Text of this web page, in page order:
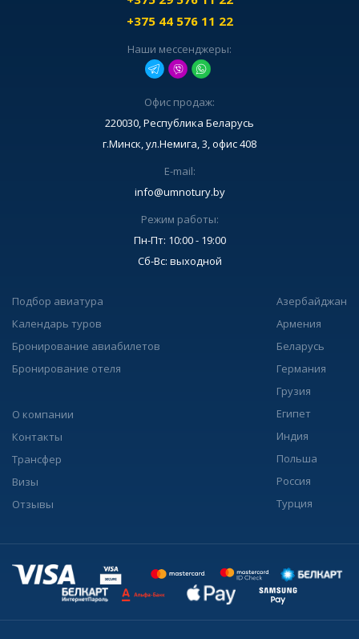
+375 44 576 11 22
Наши мессенджеры:
Офис продаж:
220030, Республика Беларусь
г.Минск, ул.Немига, 3, офис 408
E-mail:
info@umnotury.by
Режим работы:
Пн-Пт: 10:00 - 19:00
Сб-Вс: выходной
Подбор авиатура
Календарь туров
Бронирование авиабилетов
Бронирование отеля
О компании
Контакты
Трансфер
Визы
Отзывы
Азербайджан
Армения
Беларусь
Германия
Грузия
Египет
Индия
Польша
Россия
Турция